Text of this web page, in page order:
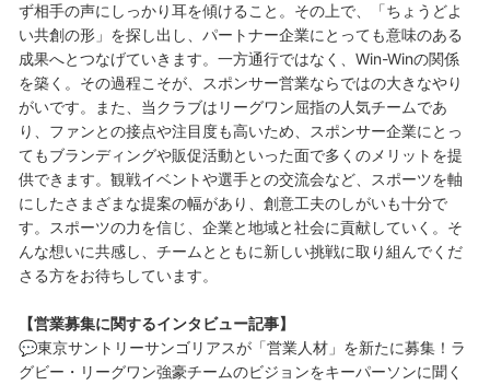
ず相手の声にしっかり耳を傾けること。その上で、「ちょうどよ
い共創の形」を探し出し、パートナー企業にとっても意味のある
成果へとつなげていきます。一方通行ではなく、Win-Winの関係
を築く。その過程こそが、スポンサー営業ならではの大きなやり
がいです。また、当クラブはリーグワン屈指の人気チームであ
り、ファンとの接点や注目度も高いため、スポンサー企業にとっ
てもブランディングや販促活動といった面で多くのメリットを提
供できます。観戦イベントや選手との交流会など、スポーツを軸
にしたさまざまな提案の幅があり、創意工夫のしがいも十分で
す。スポーツの力を信じ、企業と地域と社会に貢献していく。そ
んな想いに共感し、チームとともに新しい挑戦に取り組んでくだ
さる方をお待ちしています。
【営業募集に関するインタビュー記事】
💬東京サントリーサンゴリアスが「営業人材」を新たに募集！ラ
グビー・リーグワン強豪チームのビジョンをキーパーソンに聞く